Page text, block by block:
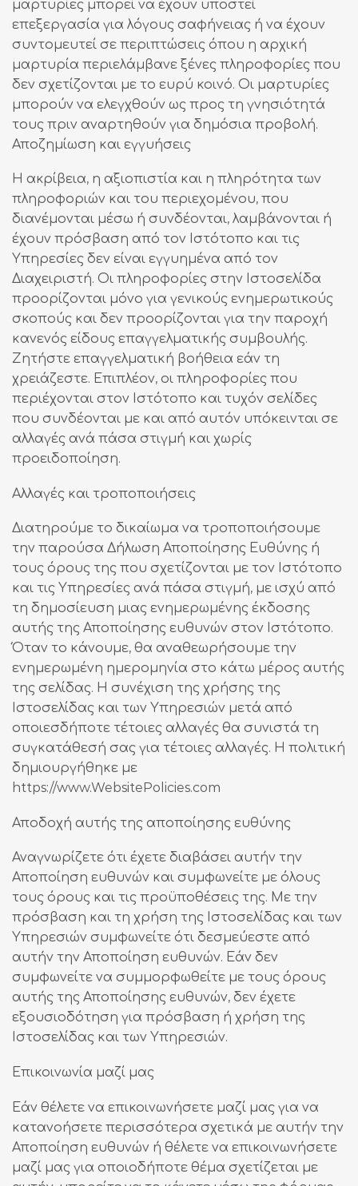
μαρτυρίες μπορεί να έχουν υποστεί
επεξεργασία για λόγους σαφήνειας ή να έχουν
συντομευτεί σε περιπτώσεις όπου η αρχική
μαρτυρία περιελάμβανε ξένες πληροφορίες που
δεν σχετίζονται με το ευρύ κοινό. Οι μαρτυρίες
μπορούν να ελεγχθούν ως προς τη γνησιότητά
τους πριν αναρτηθούν για δημόσια προβολή.
Αποζημίωση και εγγυήσεις
Η ακρίβεια, η αξιοπιστία και η πληρότητα των
πληροφοριών και του περιεχομένου, που
διανέμονται μέσω ή συνδέονται, λαμβάνονται ή
έχουν πρόσβαση από τον Ιστότοπο και τις
Υπηρεσίες δεν είναι εγγυημένα από τον
Διαχειριστή. Οι πληροφορίες στην Ιστοσελίδα
προορίζονται μόνο για γενικούς ενημερωτικούς
σκοπούς και δεν προορίζονται για την παροχή
κανενός είδους επαγγελματικής συμβουλής.
Ζητήστε επαγγελματική βοήθεια εάν τη
χρειάζεστε. Επιπλέον, οι πληροφορίες που
περιέχονται στον Ιστότοπο και τυχόν σελίδες
που συνδέονται με και από αυτόν υπόκεινται σε
αλλαγές ανά πάσα στιγμή και χωρίς
προειδοποίηση.
Αλλαγές και τροποποιήσεις
Διατηρούμε το δικαίωμα να τροποποιήσουμε
την παρούσα Δήλωση Αποποίησης Ευθύνης ή
τους όρους της που σχετίζονται με τον Ιστότοπο
και τις Υπηρεσίες ανά πάσα στιγμή, με ισχύ από
τη δημοσίευση μιας ενημερωμένης έκδοσης
αυτής της Αποποίησης ευθυνών στον Ιστότοπο.
Όταν το κάνουμε, θα αναθεωρήσουμε την
ενημερωμένη ημερομηνία στο κάτω μέρος αυτής
της σελίδας. Η συνέχιση της χρήσης της
Ιστοσελίδας και των Υπηρεσιών μετά από
οποιεσδήποτε τέτοιες αλλαγές θα συνιστά τη
συγκατάθεσή σας για τέτοιες αλλαγές. Η πολιτική
δημιουργήθηκε με
https://www.WebsitePolicies.com
Αποδοχή αυτής της αποποίησης ευθύνης
Αναγνωρίζετε ότι έχετε διαβάσει αυτήν την
Αποποίηση ευθυνών και συμφωνείτε με όλους
τους όρους και τις προϋποθέσεις της. Με την
πρόσβαση και τη χρήση της Ιστοσελίδας και των
Υπηρεσιών συμφωνείτε ότι δεσμεύεστε από
αυτήν την Αποποίηση ευθυνών. Εάν δεν
συμφωνείτε να συμμορφωθείτε με τους όρους
αυτής της Αποποίησης ευθυνών, δεν έχετε
εξουσιοδότηση για πρόσβαση ή χρήση της
Ιστοσελίδας και των Υπηρεσιών.
Επικοινωνία μαζί μας
Εάν θέλετε να επικοινωνήσετε μαζί μας για να
κατανοήσετε περισσότερα σχετικά με αυτήν την
Αποποίηση ευθυνών ή θέλετε να επικοινωνήσετε
μαζί μας για οποιοδήποτε θέμα σχετίζεται με